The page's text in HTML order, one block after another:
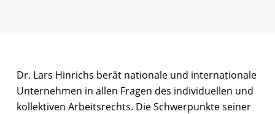
Dr. Lars Hinrichs berät nationale und internationale
Unternehmen in allen Fragen des individuellen und
kollektiven Arbeitsrechts. Die Schwerpunkte seiner